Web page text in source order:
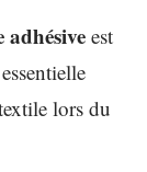
adhésive est
lors du